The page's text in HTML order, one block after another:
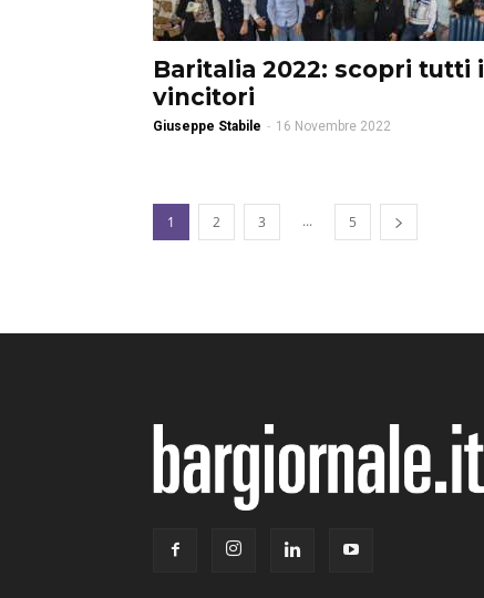
Baritalia 2022: scopri tutti i
vincitori
Giuseppe Stabile - 16 Novembre 2022
1 2 3 ... 5